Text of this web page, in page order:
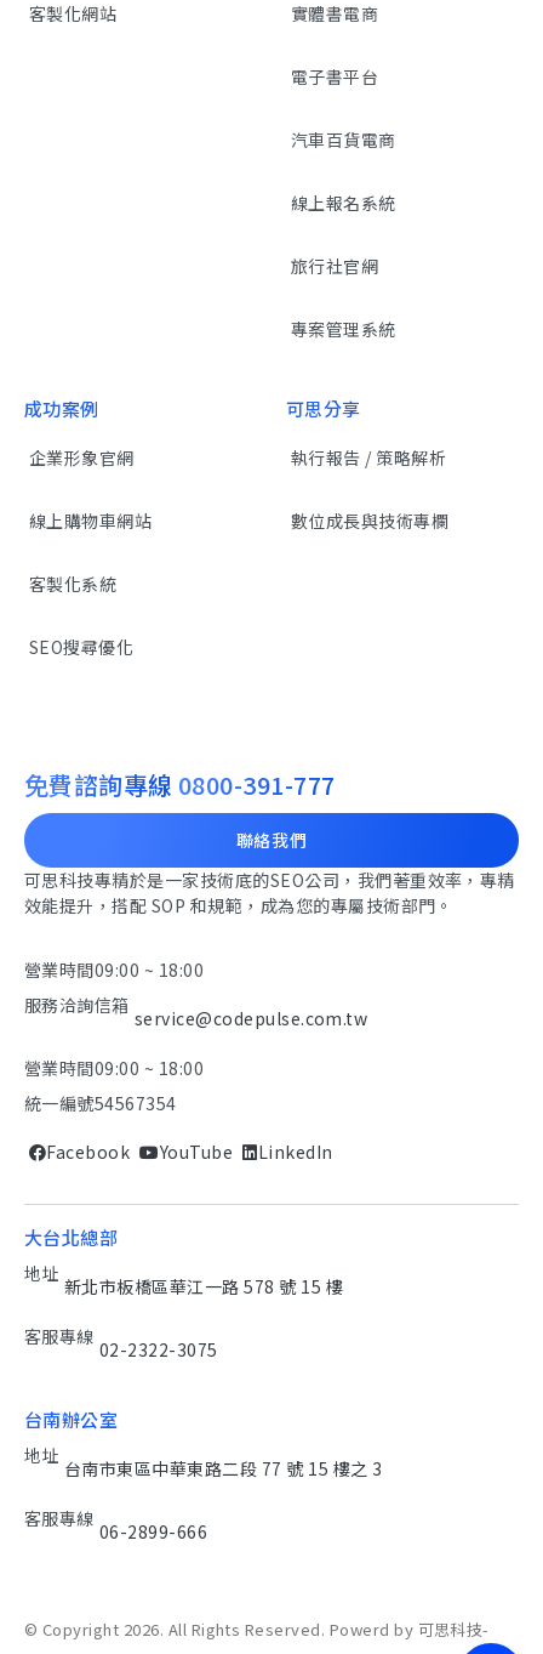
客製化網站 實體書電商
電子書平台
汽車百貨電商
線上報名系統
旅行社官網
專案管理系統
成功案例
企業形象官網
線上購物車網站
客製化系統
SEO搜尋優化
可思分享
執行報告 / 策略解析
數位成長與技術專欄
免費諮詢專線 0800-391-777
聯絡我們
可思科技專精於是一家技術底的SEO公司，我們著重效率，專精
效能提升，搭配 SOP 和規範，成為您的專屬技術部門。
營業時間09:00 ~ 18:00
服務洽詢信箱
service@codepulse.com.tw
營業時間09:00 ~ 18:00
統一編號54567354
Facebook YouTube LinkedIn
大台北總部
地址
新北市板橋區華江一路 578 號 15 樓
客服專線
02-2322-3075
台南辦公室
地址
台南市東區中華東路二段 77 號 15 樓之 3
客服專線
06-2899-666
© Copyright 2026. All Rights Reserved. Powerd by 可思科技-